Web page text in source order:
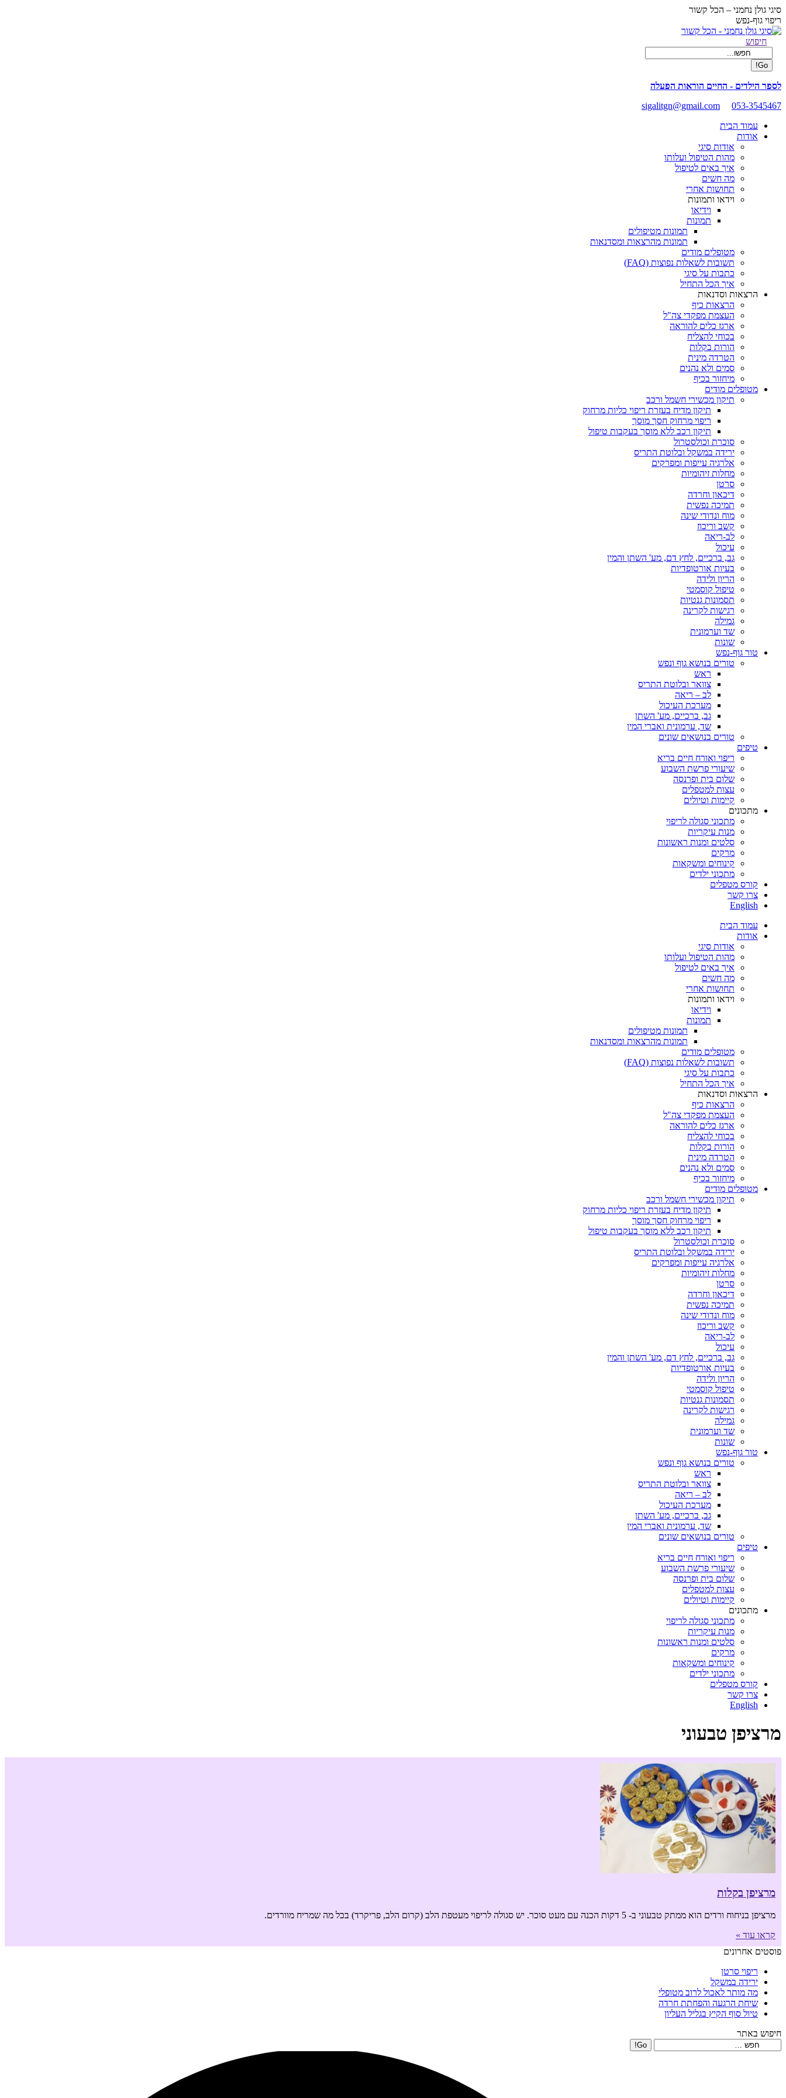
Skip
to
content
סיגי גולן נחמני – הכל קשור
ריפוי גוף-נפש
Facebook
opens
new
window
Search:
חיפוש
לספר הילדים - החיים הוראות הפעלה
sigalitgn@gmail.com
053-3545467
עמוד הבית
אודות
אודות סיגי
מהות הטיפול ועלותו
איך באים לטיפול
מה חשים
תחושות אחרי
וידאו ותמונות
וידיאו
תמונות
תמונות מטיפולים
תמונות מהרצאות ומסדנאות
מטופלים מודים
תשובות לשאלות נפוצות (FAQ)
כתבות על סיגי
איך הכל התחיל
הרצאות וסדנאות
הרצאות כיף
העצמת מפקדי צה"ל
ארגז כלים להוראה
בכוחי להצליח
הורות בקלות
הטרדה מינית
סמים ולא נהנים
מיחזור בכיף
מטופלים מודים
תיקון מכשירי חשמל ורכב
תיקון מדיח בעזרת ריפוי כליות מרחוק
ריפוי מרחוק חסך מוסך
תיקון רכב ללא מוסך בעקבות טיפול
סוכרת וכולסטרול
ירידה במשקל ובלוטת התריס
אלרגיה עייפות ומפרקים
מחלות זיהומיות
סרטן
דיכאון וחרדה
תמיכה נפשית
מוח ונדודי שינה
קשב וריכוז
לב-ריאה
עיכול
גב, ברכיים, לחץ דם, מע' השתן והמין
בעיות אורטופדיות
הריון ולידה
טיפול קוסמטי
תסמונות גנטיות
רגישות לקרינה
גמילה
שד וערמונית
שונות
טור גוף-נפש
טורים בנושא גוף ונפש
ראש
צוואר ובלוטת התריס
לב – ריאה
מערכת העיכול
גב, ברכיים, מע' השתן
שד, ערמונית ואברי המין
טורים בנושאים שונים
טיפים
ריפוי ואורח חיים בריא
שיעורי פרשת השבוע
שלום בית ופרנסה
עצות למטפלים
קיימות וטיולים
מתכונים
מתכוני סגולה לריפוי
מנות עיקריות
סלטים ומנות ראשונות
מרקים
קינוחים ומשקאות
מתכוני ילדים
קורס מטפלים
צרו קשר
English
עמוד הבית
אודות
אודות סיגי
מהות הטיפול ועלותו
איך באים לטיפול
מה חשים
תחושות אחרי
וידאו ותמונות
וידיאו
תמונות
תמונות מטיפולים
תמונות מהרצאות ומסדנאות
מטופלים מודים
תשובות לשאלות נפוצות (FAQ)
כתבות על סיגי
איך הכל התחיל
הרצאות וסדנאות
הרצאות כיף
העצמת מפקדי צה"ל
ארגז כלים להוראה
בכוחי להצליח
הורות בקלות
הטרדה מינית
סמים ולא נהנים
מיחזור בכיף
מטופלים מודים
תיקון מכשירי חשמל ורכב
תיקון מדיח בעזרת ריפוי כליות מרחוק
ריפוי מרחוק חסך מוסך
תיקון רכב ללא מוסך בעקבות טיפול
סוכרת וכולסטרול
ירידה במשקל ובלוטת התריס
אלרגיה עייפות ומפרקים
מחלות זיהומיות
סרטן
דיכאון וחרדה
תמיכה נפשית
מוח ונדודי שינה
קשב וריכוז
לב-ריאה
עיכול
גב, ברכיים, לחץ דם, מע' השתן והמין
בעיות אורטופדיות
הריון ולידה
טיפול קוסמטי
תסמונות גנטיות
רגישות לקרינה
גמילה
שד וערמונית
שונות
טור גוף-נפש
טורים בנושא גוף ונפש
ראש
צוואר ובלוטת התריס
לב – ריאה
מערכת העיכול
גב, ברכיים, מע' השתן
שד, ערמונית ואברי המין
טורים בנושאים שונים
טיפים
ריפוי ואורח חיים בריא
שיעורי פרשת השבוע
שלום בית ופרנסה
עצות למטפלים
קיימות וטיולים
מתכונים
מתכוני סגולה לריפוי
מנות עיקריות
סלטים ומנות ראשונות
מרקים
קינוחים ומשקאות
מתכוני ילדים
קורס מטפלים
צרו קשר
English
מרציפן טבעוני
מרציפן בקלות
מרציפן בניחוח ורדים הוא ממתק טבעוני ב- 5 דקות הכנה עם מעט סוכר. יש סגולה לריפוי מעטפת הלב (קרום הלב, פריקרד) בכל מה שמריח מוורדים.
קראו עוד »
פוסטים אחרונים
ריפוי סרטן
ירידה במשקל
מה מותר לאכול לרוב מטופלי
שיחת הרגעה והפחתת חרדה
טיול סוף הקיץ בגליל העליון
חיפוש באתר
Search: